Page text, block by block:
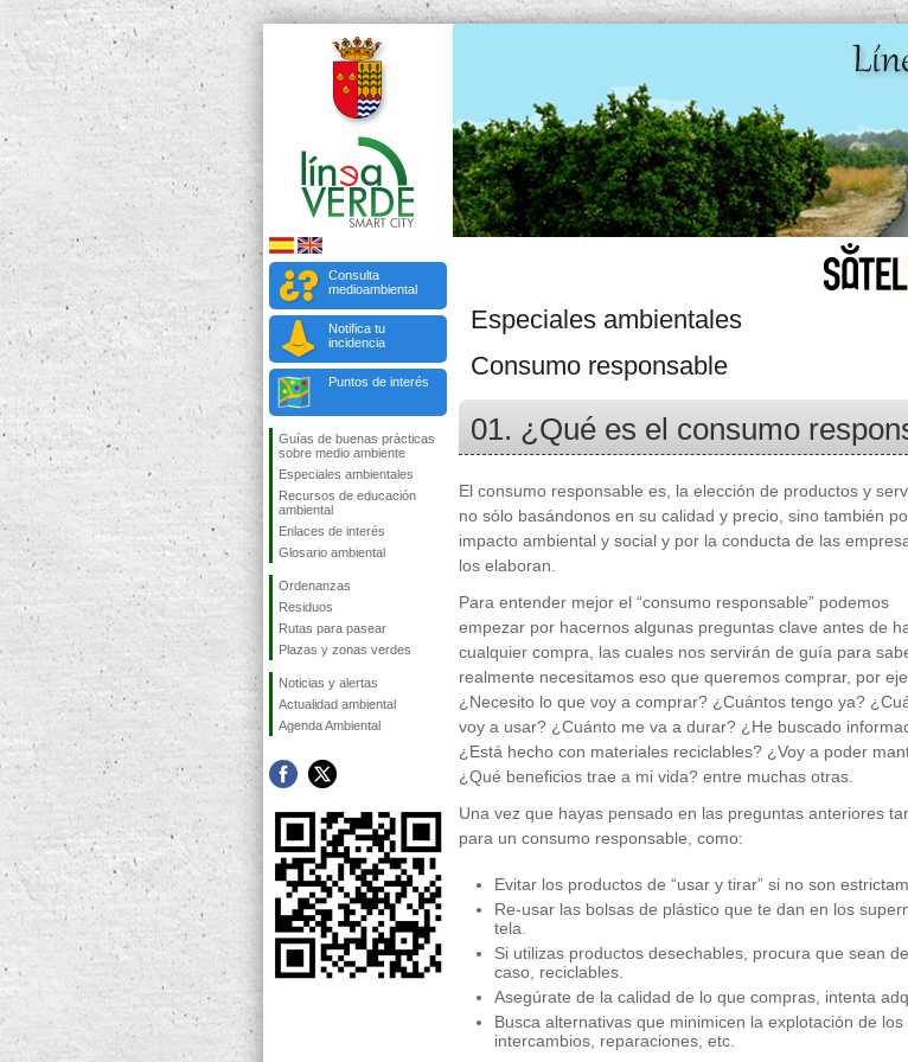
Consulta
medioambiental
Notifica tu
incidencia
Puntos de interés
Guías de buenas prácticas
sobre medio ambiente
Especiales ambientales
Recursos de educación
ambiental
Enlaces de interés
Glosario ambiental
Ordenanzas
Residuos
Rutas para pasear
Plazas y zonas verdes
Noticias y alertas
Actualidad ambiental
Agenda Ambiental
Especiales ambientales
Consumo responsable
01. ¿Qué es el consumo
El consumo responsable es, la elección de productos y
no sólo basándonos en su calidad y precio, sino también
impacto ambiental y social y por la conducta de las
los elaboran.
Para entender mejor el “consumo responsable” podemos
empezar por hacernos algunas preguntas clave antes de
cualquier compra, las cuales nos servirán de guía para
realmente necesitamos eso que queremos comprar, por
¿Necesito lo que voy a comprar? ¿Cuántos tengo ya?
voy a usar? ¿Cuánto me va a durar? ¿He buscado
¿Está hecho con materiales reciclables? ¿Voy a poder
¿Qué beneficios trae a mi vida? entre muchas otras.
Una vez que hayas pensado en las preguntas anteriores
para un consumo responsable, como:
Evitar los productos de “usar y tirar” si no son
Re-usar las bolsas de plástico que te dan en los
tela.
Si utilizas productos desechables, procura que sean
caso, reciclables.
Asegúrate de la calidad de lo que compras, intenta
Busca alternativas que minimicen la explotación de
intercambios, reparaciones, etc.